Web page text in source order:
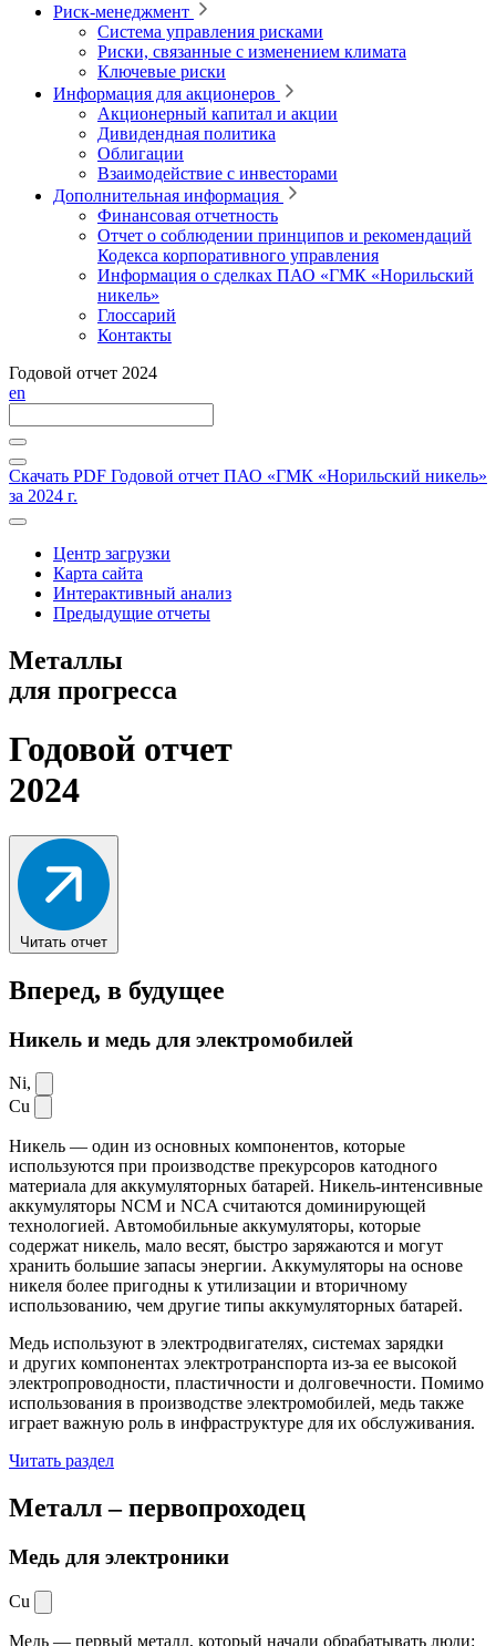
Риск-менеджмент
Система управления рисками
Риски, связанные с изменением климата
Ключевые риски
Информация для акционеров
Акционерный капитал и акции
Дивидендная политика
Облигации
Взаимодействие с инвесторами
Дополнительная информация
Финансовая отчетность
Отчет о соблюдении принципов и рекомендаций
Кодекса корпоративного управления
Информация о сделках ПАО «ГМК «Норильский
никель»
Глоссарий
Контакты
Годовой отчет 2024
en
Скачать PDF Годовой отчет ПАО «ГМК «Норильский никель»
за 2024 г.
Центр загрузки
Карта сайта
Интерактивный анализ
Предыдущие отчеты
Металлы
для прогресса
Годовой отчет
2024
Читать отчет
Вперед, в будущее
Никель и медь для электромобилей
Ni,
Cu
Никель — один из основных компонентов, которые
используются при производстве прекурсоров катодного
материала для аккумуляторных батарей. Никель-интенсивные
аккумуляторы NCM и NCA считаются доминирующей
технологией. Автомобильные аккумуляторы, которые
содержат никель, мало весят, быстро заряжаются и могут
хранить большие запасы энергии. Аккумуляторы на основе
никеля более пригодны к утилизации и вторичному
использованию, чем другие типы аккумуляторных батарей.
Медь используют в электродвигателях, системах зарядки
и других компонентах электротранспорта из-за ее высокой
электропроводности, пластичности и долговечности. Помимо
использования в производстве электромобилей, медь также
играет важную роль в инфраструктуре для их обслуживания.
Читать раздел
Металл –первопроходец
Медь для электроники
Cu
Медь — первый металл, который начали обрабатывать люди: